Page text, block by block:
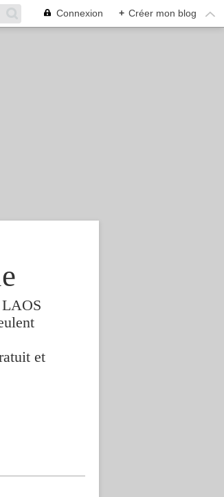
Connexion + Créer mon blog
et